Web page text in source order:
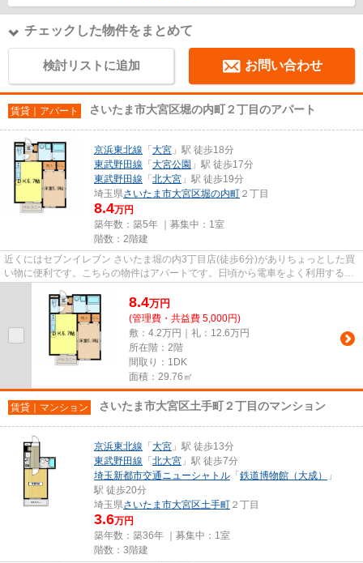
チェックした物件をまとめて
検討リストに追加 お問い合わせ
賃貸｜アパート さいたま市大宮区堀の内町２丁目のアパート
京浜東北線 「 大宮 」駅 徒歩18分
東武野田線 「 大宮公園 」駅 徒歩17分
東武野田線 「 北大宮 」駅 徒歩19分
埼玉県さいたま市大宮区堀の内町 ２丁目
8.4万円
築年数：築5年 ｜募集中： 1室
階数：2階建
近くにはセブンイレブン さいたま堀の内3丁目店(徒歩6分)がありちょっとした買
い物に便利です。こちらの物件はアパートです。日頃から電車をよく利用するな
8.4万円
(管理費・共益費 5,000円)
敷：4.2万円｜礼：12.6万円
所在階：2階
間取り：1DK
面積：29.76㎡
賃貸｜マンション さいたま市大宮区土手町２丁目のマンション
京浜東北線 「 大宮 」駅 徒歩13分
東武野田線 「 北大宮 」駅 徒歩7分
埼玉新都市交通ニューシャトル 「 鉄道博物館（大成）
」
駅 徒歩20分
埼玉県さいたま市大宮区土手町 ２丁目
3.6万円
築年数：築36年 ｜募集中： 1室
階数：3階建